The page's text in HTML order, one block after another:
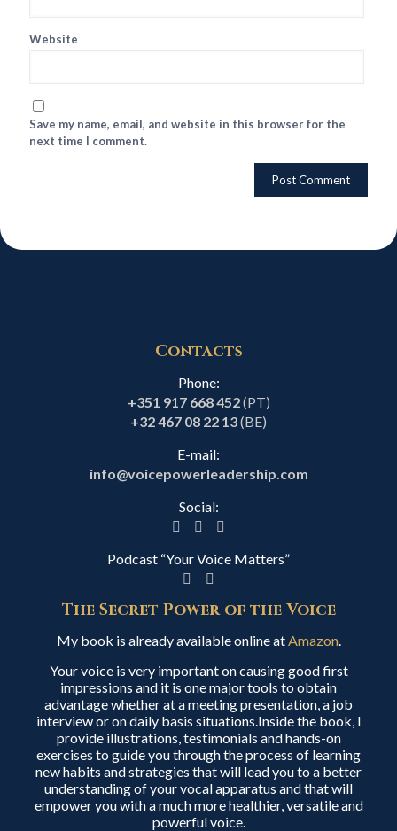
Website
Save my name, email, and website in this browser for the
next time I comment.
Contacts
Phone:
+351 917 668 452(PT)
+32 467 08 22 13(BE)
E-mail:
info@voicepowerleadership.com
Social:
Podcast “Your Voice Matters”
The Secret Power of the Voice
My book is already available online atAmazon.
Your voice is very important on causing good first
impressions and it is one major tools to obtain
advantage whether at a meeting presentation, a job
interview or on daily basis situations.Inside the book, I
provide illustrations, testimonials and hands-on
exercises to guide you through the process of learning
new habits and strategies that will lead you to a better
understanding of your vocal apparatus and that will
empower you with a much more healthier, versatile and
powerful voice.